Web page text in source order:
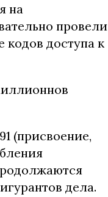
на
провели
доступа к
(присвоение,
дела.